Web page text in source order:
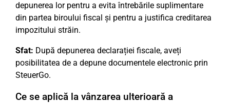
depunerea lor pentru a evita întrebările suplimentare
din partea biroului fiscal și pentru a justifica creditarea
impozitului străin.
Sfat: După depunerea declarației fiscale, aveți
posibilitatea de a depune documentele electronic prin
SteuerGo.
Ce se aplică la vânzarea ulterioară a